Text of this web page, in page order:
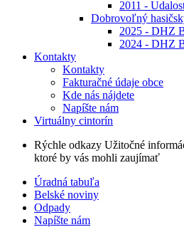
2011 -
Dobrovoľný
2025 - DHZ
2024 - DHZ
Kontakty
Kontakty
Fakturačné údaje obce
Kde nás nájdete
Napíšte nám
Virtuálny cintorín
Rýchle odkazy Užitočné
ktoré by vás mohli zaujímať
Úradná tabuľa
Belské noviny
Odpady
Napíšte nám